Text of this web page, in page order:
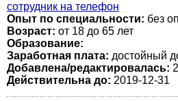
сотрудник на телефон
Опыт по специальности: без
Возраст: от 18 до 65 лет
Образование:
Заработная плата: достойный
Добавлена/редактировалась:
Действительна до: 2019-12-31